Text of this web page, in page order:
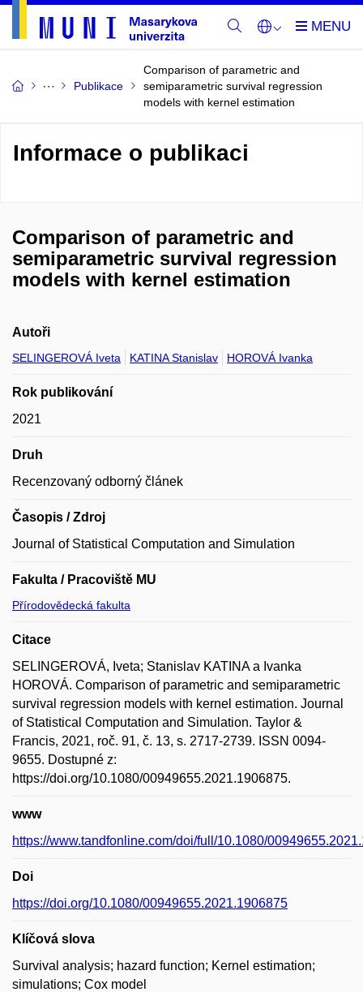
Publikace
Comparison of parametric and
semiparametric survival regression
models with kernel estimation
Informace o publikaci
Comparison of parametric and
semiparametric survival regression
models with kernel estimation
Autoři
SELINGEROVÁ Iveta KATINA Stanislav HOROVÁ Ivanka
Rok publikování
2021
Druh
Recenzovaný odborný článek
Časopis / Zdroj
Journal of Statistical Computation and Simulation
Fakulta / Pracoviště MU
Přírodovědecká fakulta
Citace
SELINGEROVÁ, Iveta; Stanislav KATINA a Ivanka
HOROVÁ. Comparison of parametric and semiparametric
survival regression models with kernel estimation. Journal
of Statistical Computation and Simulation. Taylor &
Francis, 2021, roč. 91, č. 13, s. 2717-2739. ISSN 0094-
9655. Dostupné z:
https://doi.org/10.1080/00949655.2021.1906875.
www
https://www.tandfonline.com/doi/full/10.1080/
Doi
https://doi.org/10.1080/00949655.2021.1906875
Klíčová slova
Survival analysis; hazard function; Kernel estimation;
simulations; Cox model